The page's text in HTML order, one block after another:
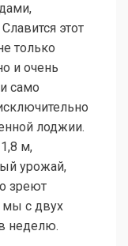
этот
только
и очень
само
лоджии.
м,
урожай,
зреют
мы с двух
неделю.